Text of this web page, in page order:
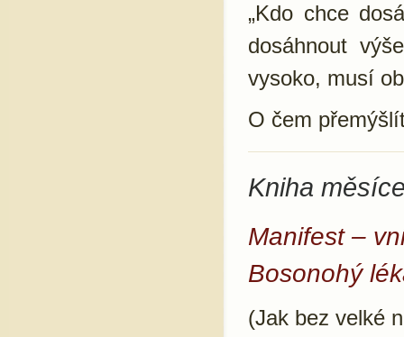
„Kdo chce
dosáhnout
vysoko, musí
O čem
Kniha
Manifest –
Bosonohý
(Jak bez velké